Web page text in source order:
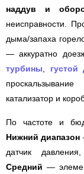
наддув и
неисправности.
дыма/запаха
— аккуратно
турбины,
катализатор и
По частоте и
Нижний диапазон
датчик
Средний —